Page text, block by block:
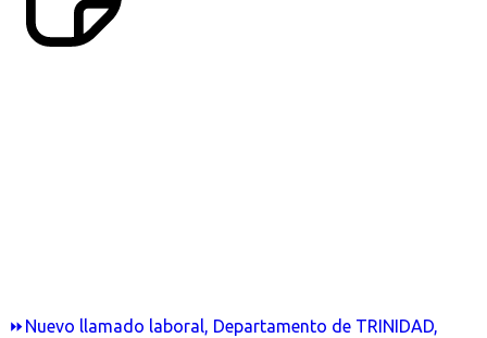
⏩Nuevo llamado laboral, Departamento de TRINIDAD,